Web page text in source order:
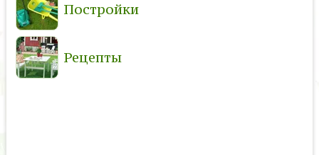
Постройки
Рецепты